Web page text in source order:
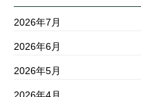
2026年7月
2026年6月
2026年5月